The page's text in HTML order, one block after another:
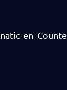
en